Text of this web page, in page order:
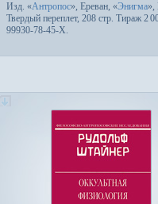
Изд. «Антропос», Ереван, «Энигма»,
Твер­дый пе­ре­плет, 208 стр. Тираж 2
99930-78-45-X.